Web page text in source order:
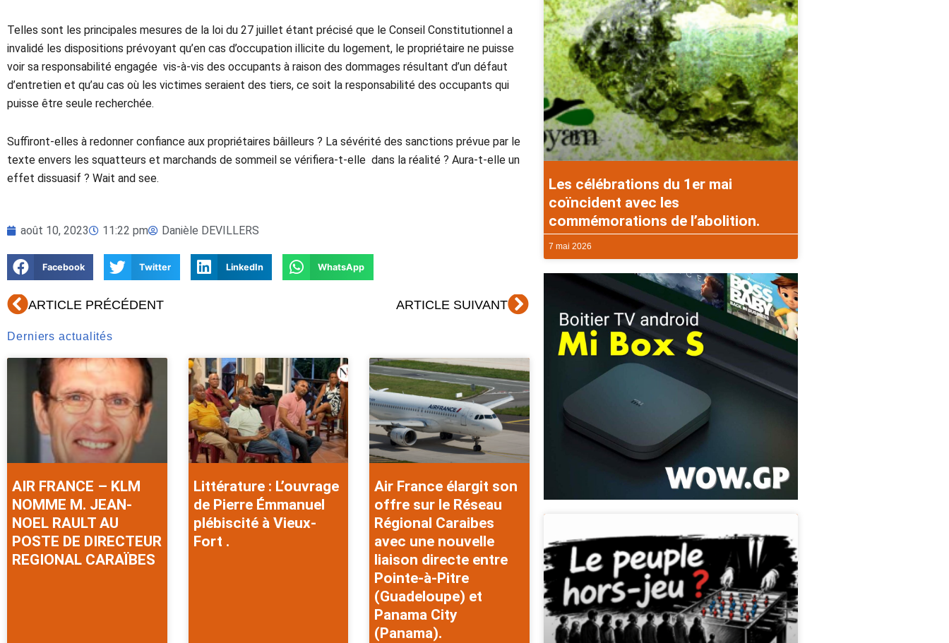
Telles sont les principales mesures de la loi du 27 juillet étant précisé que le Conseil Constitutionnel a
invalidé les dispositions prévoyant qu’en cas d’occupation illicite du logement, le propriétaire ne puisse
voir sa responsabilité engagée vis-à-vis des occupants à raison des dommages résultant d’un défaut
d’entretien et qu’au cas où les victimes seraient des tiers, ce soit la responsabilité des occupants qui
puisse être seule recherchée.
Suffiront-elles à redonner confiance aux propriétaires bâilleurs ? La sévérité des sanctions prévue par le
texte envers les squatteurs et marchands de sommeil se vérifiera-t-elle dans la réalité ? Aura-t-elle un
effet dissuasif ? Wait and see.
août 10, 2023 11:22 pm Danièle DEVILLERS
Facebook Twitter LinkedIn WhatsApp
Précédent
ARTICLE PRÉCÉDENT ARTICLE SUIVANTSuivant
Derniers actualités
AIR FRANCE – KLM
NOMME M. JEAN-
NOEL RAULT AU
POSTE DE DIRECTEUR
REGIONAL CARAÏBES
Littérature : L’ouvrage
de Pierre Émmanuel
plébiscité à Vieux-
Fort .
Air France élargit son
offre sur le Réseau
Régional Caraibes
avec une nouvelle
liaison directe entre
Pointe-à-Pitre
(Guadeloupe) et
Panama City
(Panama).
Les célébrations du 1er mai
coïncident avec les
commémorations de l’abolition.
7 mai 2026